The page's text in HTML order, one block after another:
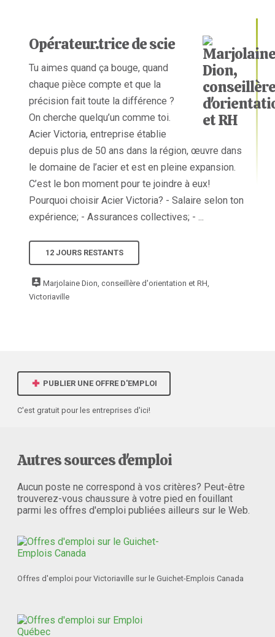
Opérateur.trice de scie
Tu aimes quand ça bouge, quand
chaque pièce compte et que la
précision fait toute la différence ?
On cherche quelqu’un comme toi.
Acier Victoria, entreprise établie
depuis plus de 50 ans dans la région, œuvre dans
le domaine de l’acier et est en pleine expansion.
C’est le bon moment pour te joindre à eux!
Pourquoi choisir Acier Victoria? - Salaire selon ton
expérience; - Assurances collectives; - ...
12 JOURS RESTANTS
Marjolaine Dion, conseillère d'orientation et RH,
Victoriaville
PUBLIER UNE OFFRE D'EMPLOI
C'est gratuit pour les entreprises d'ici!
Autres sources d'emploi
Aucun poste ne correspond à vos critères? Peut-être
trouverez-vous chaussure à votre pied en fouillant
parmi les offres d'emploi publiées ailleurs sur le Web.
Offres d'emploi pour Victoriaville sur le Guichet-Emplois Canada